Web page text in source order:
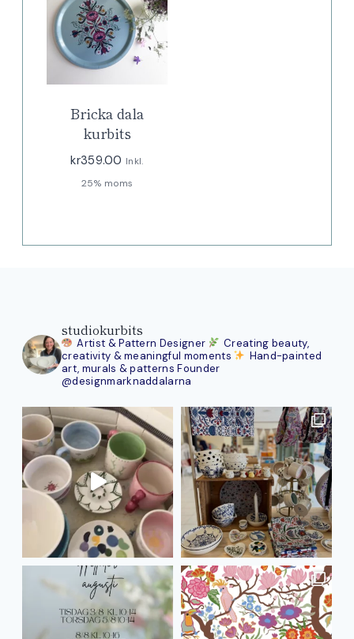
Bricka dala
kurbits
kr359.00 Inkl.
25% moms
studiokurbits
Artist & Pattern Designer
Creating beauty,
creativity & meaningful moments
Hand-painted
art, murals & patterns Founder
@designmarknaddalarna